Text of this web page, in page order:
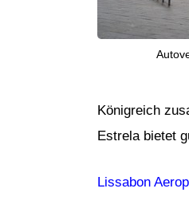
Königreich
Estrela bietet
Lissabon